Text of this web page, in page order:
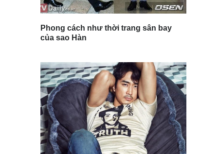
Phong cách như thời trang sân bay
của sao Hàn